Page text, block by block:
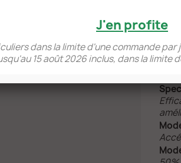
J'en profite
dans la limite d'une commande
15 août 2026 inclus, dans la limite